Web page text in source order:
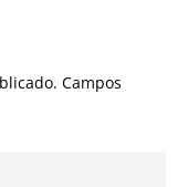
Campos